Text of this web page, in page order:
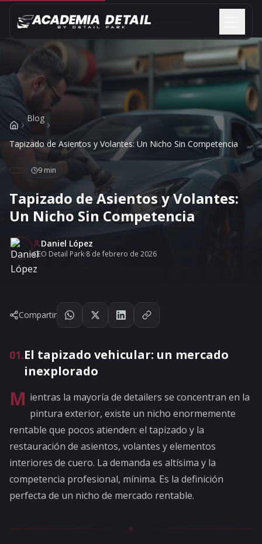
Blog
Tapizado de Asientos y Volantes: Un Nicho Sin Competencia
9 min
Tapizado de Asientos y Volantes:
Un Nicho Sin Competencia
Daniel López
CEO Detail Park·8 de febrero de 2026
Compartir
01.El tapizado vehicular: un mercado
inexplorado
M ientras la mayoría de detailers se concentran en la
pintura exterior, existe un nicho enormemente
rentable que pocos atienden: el tapizado y la
restauración de asientos, volantes y elementos
interiores de cuero. La demanda es altísima y la
competencia profesional, mínima. Es la definición
perfecta de un nicho de mercado rentable.